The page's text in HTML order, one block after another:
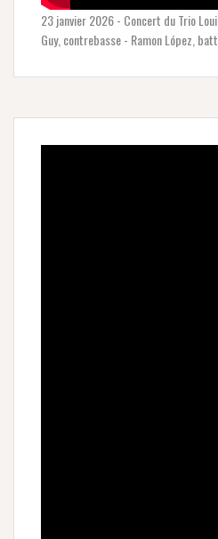
23 janvier 2026 - Concert du Trio
Guy, contrebasse - Ramon López,